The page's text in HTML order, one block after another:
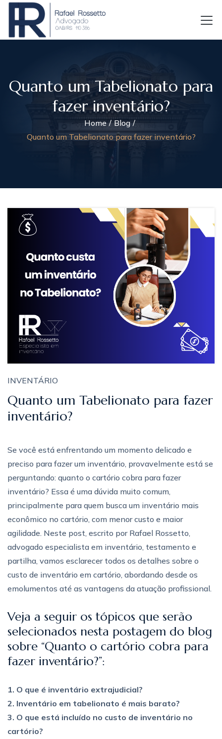
Quanto um Tabelionato para
fazer inventário?
Home
Blog
Quanto um Tabelionato para fazer inventário?
INVENTÁRIO
Quanto um Tabelionato para fazer
inventário?
Se você está enfrentando um momento delicado e
preciso para fazer um inventário, provavelmente está se
perguntando: quanto o cartório cobra para fazer
inventário? Essa é uma dúvida muito comum,
principalmente para quem busca um inventário mais
econômico no cartório, com menor custo e maior
agilidade. Neste post, escrito por Rafael Rossetto,
advogado especialista em inventário, testamento e
partilha, vamos esclarecer todos os detalhes sobre o
custo de inventário em cartório, abordando desde os
emolumentos até as vantagens da atuação profissional.
Veja a seguir os tópicos que serão
selecionados nesta postagem do blog
sobre “Quanto o cartório cobra para
fazer inventário?”:
1. O que é inventário extrajudicial?
2. Inventário em tabelionato é mais barato?
3. O que está incluído no custo de inventário no
cartório?